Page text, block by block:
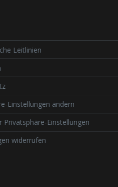
Leitlinien
Einstellungen ändern
Privatsphäre-Einstellungen
widerrufen